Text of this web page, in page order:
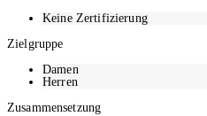
Keine Zertifizierung
Zielgruppe
Damen
Herren
Zusammensetzung